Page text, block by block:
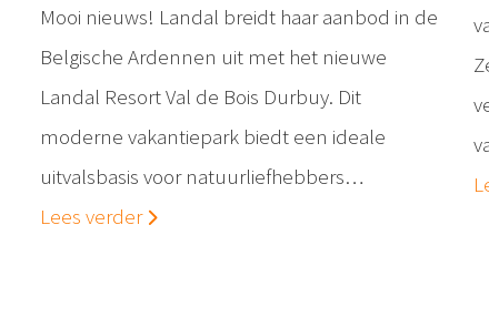
Mooi nieuws! Landal breidt haar aanbod in de
Belgische Ardennen uit met het nieuwe
Landal Resort Val de Bois Durbuy. Dit
moderne vakantiepark biedt een ideale
uitvalsbasis voor natuurliefhebbers…
Lees verder